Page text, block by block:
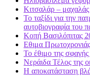
Κιτσαλάρ –
Το ταξίδι για την
αυτοβιογραφία του
Κοπή Βασιλόπιτας
Εθιμα
Το έθιμο της
Νεράιδα Τέλος της
Η αποκατάσταση